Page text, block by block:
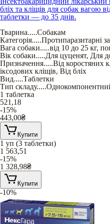
бліх та кліщів для собак вагою
таблетки — до 35 днів.
Тварина.....Собакам
Категорія.....Протипаразитарні
Вага собаки.....від 10 до 25 кг,
Вік собаки.....Для цуценят, Для
Призначення.....Від коростяних
іксодових кліщів, Від бліх
Вид.....Таблетки
Тип складу.....
1 таблетка
521,18
-15%
443,00₴
Купити
1 уп (3 таблетки)
1 563,51
-15%
1 328,98₴
Купити
-10%